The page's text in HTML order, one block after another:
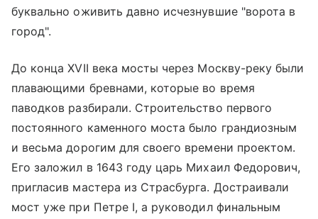
буквально оживить давно исчезнувшие "ворота в
город".
До конца XVII века мосты через Москву-реку были
плавающими бревнами, которые во время
паводков разбирали. Строительство первого
постоянного каменного моста было грандиозным
и весьма дорогим для своего времени проектом.
Его заложил в 1643 году царь Михаил Федорович,
пригласив мастера из Страсбурга. Достраивали
мост уже при Петре I, а руководил финальным